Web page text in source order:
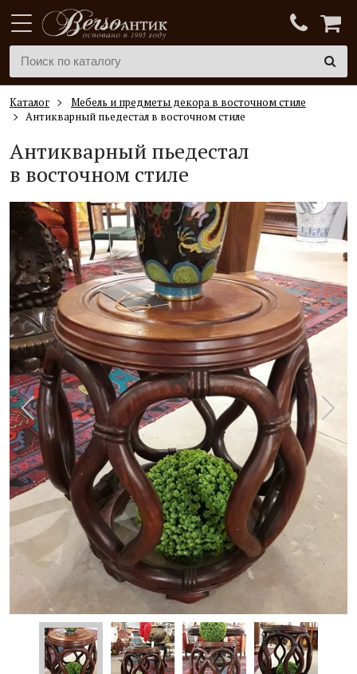
Каталог
Мебель и предметы декора в восточном стиле
Антикварный пьедестал в восточном стиле
Антикварный пьедестал
в восточном стиле